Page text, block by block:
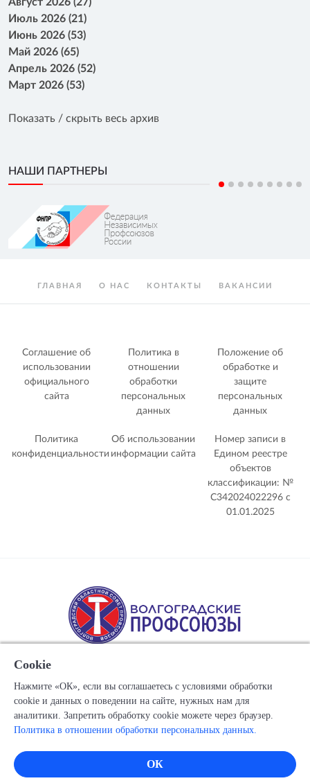
Июль 2026 (21)
Июнь 2026 (53)
Май 2026 (65)
Апрель 2026 (52)
Март 2026 (53)
Показать / скрыть весь архив
НАШИ ПАРТНЕРЫ
ГЛАВНАЯ О НАС КОНТАКТЫ ВАКАНСИИ
Соглашение об
использовании
официального
сайта
Политика в
отношении
обработки
персональных
данных
Положение об
обработке и
защите
персональных
данных
Политика
конфиденциальности
Об использовании
информации сайта
Номер записи в
Едином реестре
объектов
классификации: №
С342024022296 c
01.01.2025
Copyright © 1917-2025 Союз организаций профсоюзов
"Волгоградский областной Совет профессиональных
Все права защищены.
Cookie
Нажмите «ОК», если вы соглашаетесь с условиями обработки
cookie и данных о поведении на сайте, нужных нам для
аналитики. Запретить обработку cookie можете через браузер.
Политика в отношении обработки персональных данных.
ОК